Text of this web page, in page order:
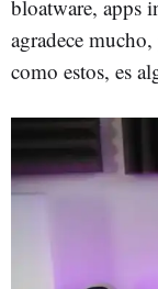
bloatware, apps
agradece
como estos, es